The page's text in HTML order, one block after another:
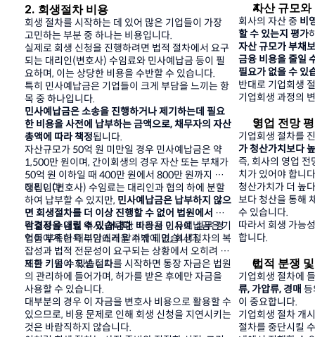
2. 회생절차 비용
회생 절차를 시작하는 데 있어 많은 기업들이 가장
고민하는 부분 중 하나는 비용입니다.
실제로 회생 신청을 진행하려면 법적 절차에서 요구
되는 대리인(변호사) 수임료와 민사예납금 등이 필
요하며, 이는 상당한 비용을 수반할 수 있습니다.
특히 민사예납금은 기업들이 크게 부담을 느끼는 항
목 중 하나입니다.
민사예납금은 소송을 진행하거나 제기하는데 필요
한 비용을 사전에 납부하는 금액으로, 채무자의 자산
총액에 따라 책정됩니다.
자산규모가 50억 원 미만일 경우 민사예납금은 약
1,500만 원이며, 간이회생의 경우 자산 또는 부채가
50억 원 이하일 때 400만 원에서 800만 원까지 책
정됩니다.
대리인(변호사) 수임료는 대리인과 협의 하에 분할
하여 납부할 수 있지만, 민사예납금은 납부하지 않으
면 회생절차를 더 이상 진행할 수 없어 법원에서 기
각결정을 내릴 수 있습니다. 따라서 민사예납금은 기
업들에게 더욱 부담스러울 수밖에 없습니다.
변호사 수임료 역시, 저렴한 비용을 이유로 실무 경
험이 부족한 대리인에게 맡기게 되면, 회생절차의 복
잡성과 법적 전문성이 요구되는 상황에서 오히려 문
제를 키울 수 있습니다.
또한 기업이 회생 절차를 시작하면 통장 자금은 법원
의 관리하에 들어가며, 허가를 받은 후에만 자금을
사용할 수 있습니다.
대부분의 경우 이 자금을 변호사 비용으로 활용할 수
있으므로, 비용 문제로 인해 회생 신청을 지연시키는
것은 바람직하지 않습니다.
자산 규모와
회사의 자산 중 비
할 수 있는지 평가
자산 규모가 부채
금융 비용을 줄일
필요가 없을 수 있
반대로 기업회생
기업회생 과정의
영업 전망
기업회생 절차를
가 청산가치보다
즉, 회사의 영업 전
치가 있어야 합니
청산가치가 더 높
보다 청산을 통해
수 있습니다.
따라서 회생 가능
합니다.
법적 분쟁
기업회생 절차에
류, 가압류, 경매 등
이 중요합니다.
기업회생 절차 개
절차를 중단시킬